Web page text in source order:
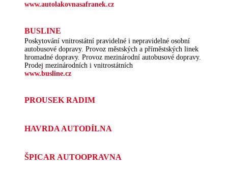
www.autolakovnasafranek.cz
BUSLINE
Poskytování vnitrostátní pravidelné i nepravidelné osobní
autobusové dopravy. Provoz městských a příměstských linek
hromadné dopravy. Provoz mezinárodní autobusové dopravy.
Prodej mezinárodních i vnitrostátních
www.busline.cz
PROUSEK RADIM
HAVRDA AUTODÍLNA
ŠPICAR AUTOOPRAVNA